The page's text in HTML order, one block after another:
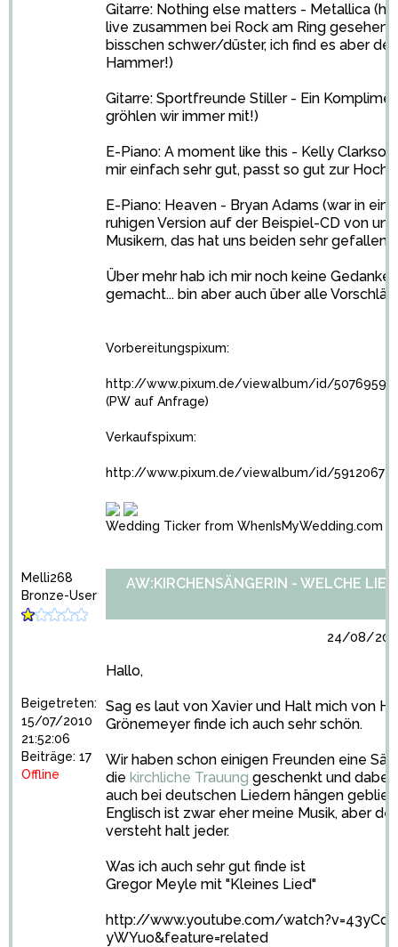
Gitarre: Nothing else matters - Metallica
live zusammen bei Rock am Ring gesehen,
bisschen schwer/düster, ich find es aber der
Hammer!)
Gitarre: Sportfreunde Stiller - Ein
gröhlen wir immer mit!)
E-Piano: A moment like this - Kelly
mir einfach sehr gut, passt so gut zur
E-Piano: Heaven - Bryan Adams (war in
ruhigen Version auf der Beispiel-CD von
Musikern, das hat uns beiden sehr gefallen)
Über mehr hab ich mir noch keine Gedanken
gemacht... bin aber auch über alle
Vorbereitungspixum:
http://www.pixum.de/viewalbum/id/5076959
(PW auf Anfrage)
Verkaufspixum:
http://www.pixum.de/viewalbum/id/5912067
Wedding Ticker from WhenIsMyWedding.com
Melli268
Bronze-User
Beigetreten:
15/07/2010
21:52:06
Beiträge: 17
Offline
AW:KIRCHENSÄNGERIN - WELCHE
24/08/
Hallo,
Sag es laut von Xavier und Halt mich von
Grönemeyer finde ich auch sehr schön.
Wir haben schon einigen Freunden eine
die kirchliche Trauung geschenkt und dabei
auch bei deutschen Liedern hängen
Englisch ist zwar eher meine Musik, aber
versteht halt jeder.
Was ich auch sehr gut finde ist
Gregor Meyle mit "Kleines Lied"
http://www.youtube.com/watch?v=43yCd-
yWYuo&feature=related